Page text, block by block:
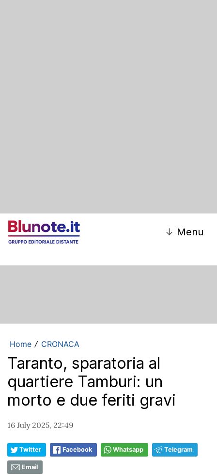
↓ Menu
Home / CRONACA
Taranto, sparatoria al
quartiere Tamburi: un
morto e due feriti gravi
16 July 2025, 22:49
Twitter Facebook Whatsapp Telegram
Email